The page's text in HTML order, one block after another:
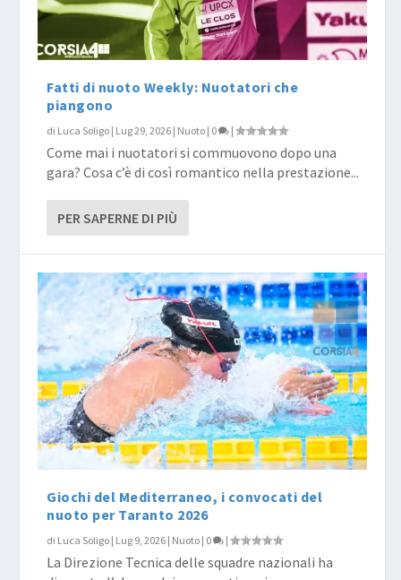
Fatti di nuoto Weekly: Nuotatori che
piangono
di Luca Soligo | Lug 29, 2026 | Nuoto | 0 |
Come mai i nuotatori si commuovono dopo una
gara? Cosa c’è di così romantico nella prestazione...
PER SAPERNE DI PIÙ
Giochi del Mediterraneo, i convocati del
nuoto per Taranto 2026
di Luca Soligo | Lug 9, 2026 | Nuoto | 0 |
La Direzione Tecnica delle squadre nazionali ha